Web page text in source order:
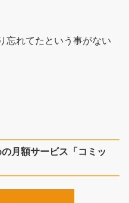
忘れてたという事がない
月額サービス「コミッ